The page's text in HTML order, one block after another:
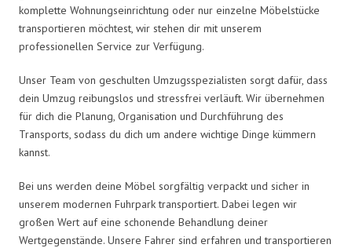
komplette Wohnungseinrichtung oder nur einzelne Möbelstücke
transportieren möchtest, wir stehen dir mit unserem
professionellen Service zur Verfügung.
Unser Team von geschulten Umzugsspezialisten sorgt dafür, dass
dein Umzug reibungslos und stressfrei verläuft. Wir übernehmen
für dich die Planung, Organisation und Durchführung des
Transports, sodass du dich um andere wichtige Dinge kümmern
kannst.
Bei uns werden deine Möbel sorgfältig verpackt und sicher in
unserem modernen Fuhrpark transportiert. Dabei legen wir
großen Wert auf eine schonende Behandlung deiner
Wertgegenstände. Unsere Fahrer sind erfahren und transportieren